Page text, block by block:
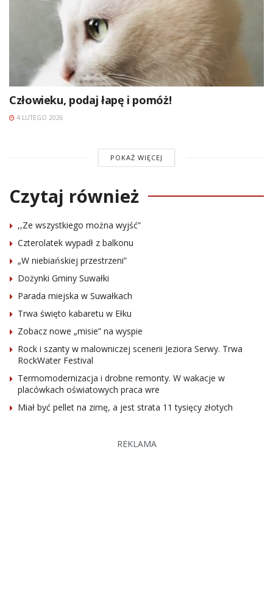
Człowieku, podaj łapę i pomóż!
4 LUTEGO 2026
POKAŻ WIĘCEJ
Czytaj również
,,Ze wszystkiego można wyjść”
Czterolatek wypadł z balkonu
„W niebiańskiej przestrzeni”
Dożynki Gminy Suwałki
Parada miejska w Suwałkach
Trwa święto kabaretu w Ełku
Zobacz nowe „misie” na wyspie
Rock i szanty w malowniczej scenerii Jeziora Serwy. Trwa
RockWater Festival
Termomodernizacja i drobne remonty. W wakacje w
placówkach oświatowych praca wre
Miał być pellet na zimę, a jest strata 11 tysięcy złotych
REKLAMA